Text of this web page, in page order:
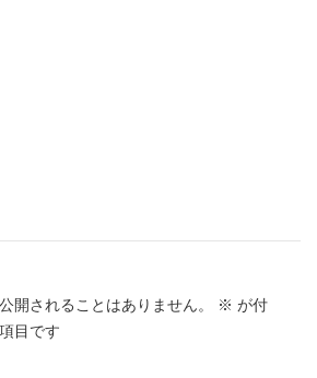
開されることはありません。 ※ が付
目です